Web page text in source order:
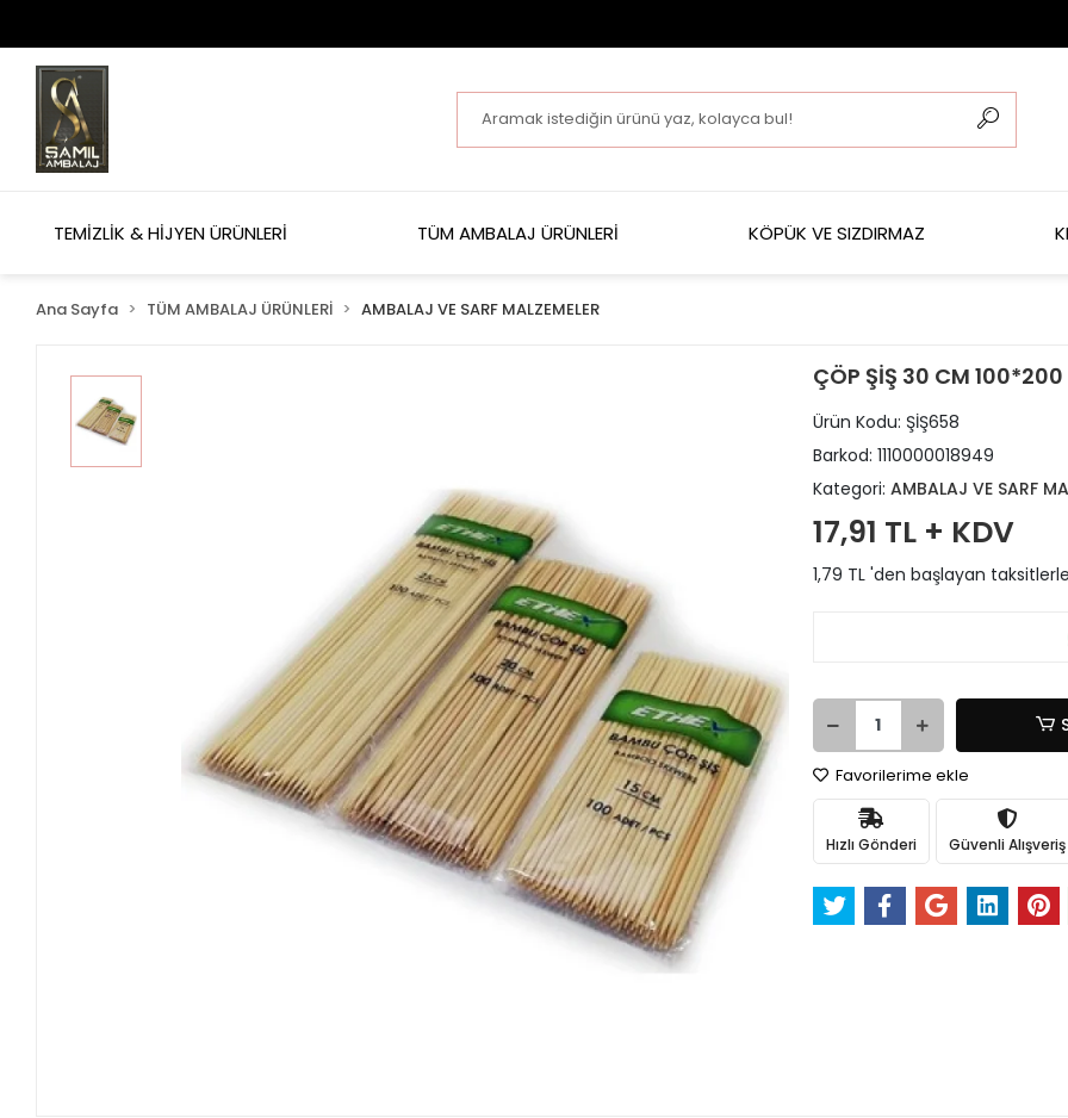
TEMİZLİK & HİJYEN ÜRÜNLERİ TÜM AMBALAJ ÜRÜNLERİ KÖPÜK VE SIZDIRMAZ
Ana Sayfa TÜM AMBALAJ ÜRÜNLERİ AMBALAJ VE SARF MALZEMELER
ÇÖP ŞİŞ 30 CM 100*200
Ürün Kodu: ŞİŞ658
Barkod: 1110000018949
Kategori: AMBALAJ VE SARF
17,91 TL + KDV
1,79 TL 'den başlayan taksitlerle
Favorilerime ekle
Hızlı Gönderi Güvenli Alışveriş